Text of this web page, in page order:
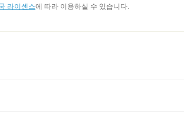
라이센스에 따라 이용하실 수 있습니다.